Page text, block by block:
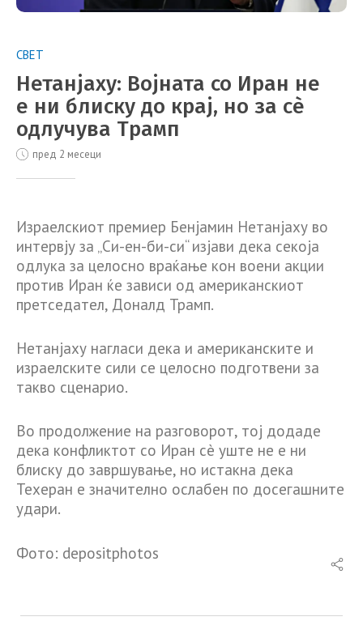
СВЕТ
Нетанјаху: Војната со Иран не
е ни блиску до крај, но за сè
одлучува Трамп
пред 2 месеци
Израелскиот премиер Бенјамин Нетанјаху во
интервју за „Си-ен-би-си“ изјави дека секоја
одлука за целосно враќање кон воени акции
против Иран ќе зависи од американскиот
претседател, Доналд Трамп.
Нетанјаху нагласи дека и американските и
израелските сили се целосно подготвени за
такво сценарио.
Во продолжение на разговорот, тој додаде
дека конфликтот со Иран сè уште не е ни
блиску до завршување, но истакна дека
Техеран е значително ослабен по досегашните
удари.
Фото: depositphotos